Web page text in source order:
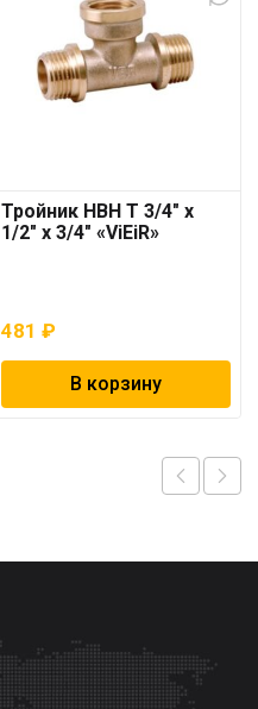
Тройник НВН T 3/4″ х
1/2″ х 3/4″ «ViEiR»
481₽
В корзину